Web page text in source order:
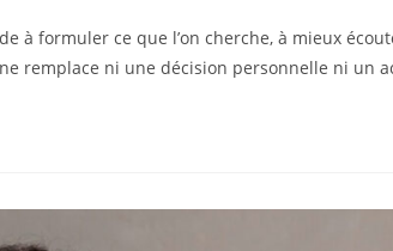
à formuler ce que l’on cherche, à mieux
remplace ni une décision personnelle ni un